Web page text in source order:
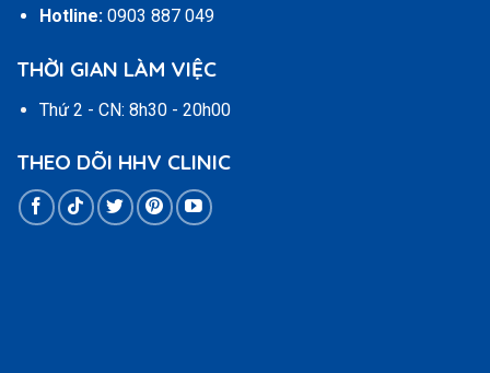
Hotline:0903 887 049
THỜI GIAN LÀM VIỆC
Thứ 2 - CN: 8h30 - 20h00
THEO DÕI HHV CLINIC